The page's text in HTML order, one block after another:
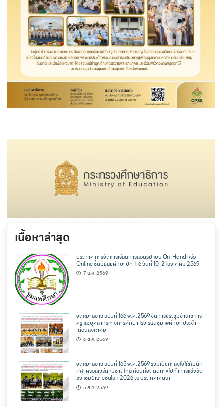
เนื้อหาล่าสุด
ประกาศ การจัดการเรียนการสอนรูปแบบ On-Hand หรือ
Online ชั้นมัธยมศึกษาปีที่ 1-6 วันที่ 10-21 สิงหาคม 2569
7 ส.ค. 2569
จดหมายข่าว ฉบับที่ 166 พ.ศ.2569 จัดการประชุมข้าราชการ
ครูและบุคลากรทางการศึกษา โรงเรียนชุมแพศึกษา ประจำ
เดือนสิงหาคม
6 ส.ค. 2569
จดหมายข่าว ฉบับที่ 165 พ.ศ.2569 ร่วมเป็นกำลังใจให้กับนัก
กีฬาครอสเวิร์ดทีมชาติไทย ก่อนที่จะเดินทางไปทำการแข่งขัน
ชิงแชมป์เยาวชนโลก 2026 ณ ประเทศเคนย่า
5 ส.ค. 2569